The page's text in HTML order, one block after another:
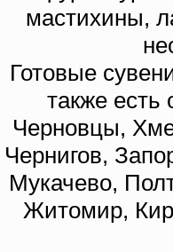
мастихины,
Готовые
также есть
Черновцы,
Чернигов,
Мукачево,
Житомир,